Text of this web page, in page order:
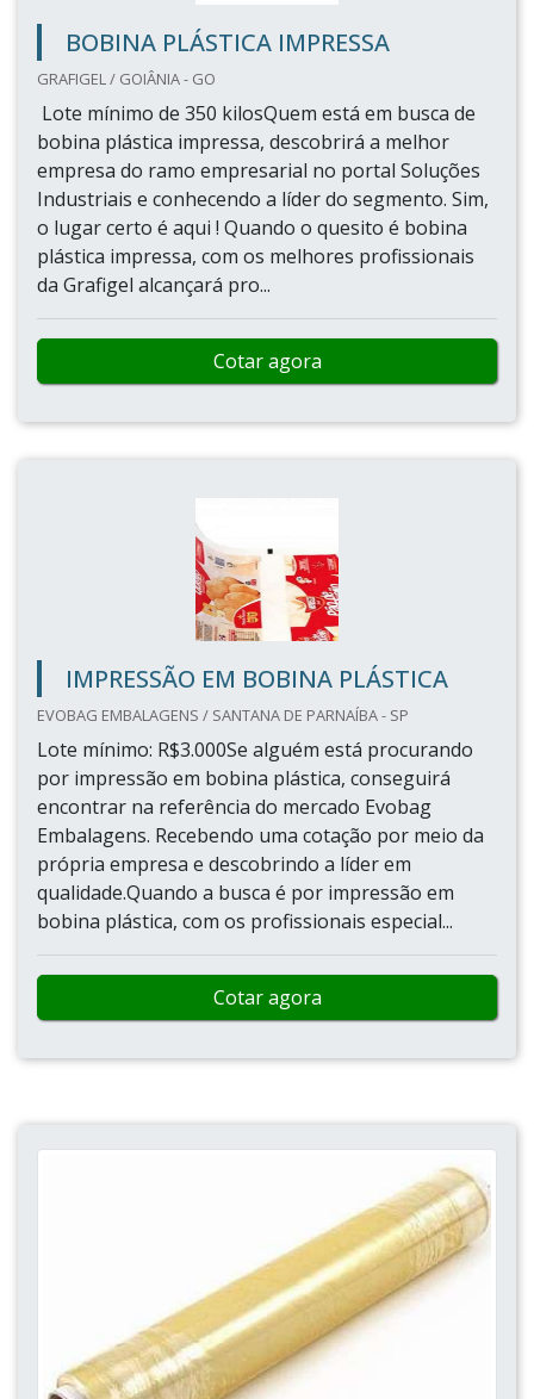
BOBINA PLÁSTICA IMPRESSA
GRAFIGEL / GOIÂNIA - GO
Lote mínimo de 350 kilosQuem está em busca de
bobina plástica impressa, descobrirá a melhor
empresa do ramo empresarial no portal Soluções
Industriais e conhecendo a líder do segmento. Sim,
o lugar certo é aqui ! Quando o quesito é bobina
plástica impressa, com os melhores profissionais
da Grafigel alcançará pro...
Cotar agora
IMPRESSÃO EM BOBINA PLÁSTICA
EVOBAG EMBALAGENS / SANTANA DE PARNAÍBA - SP
Lote mínimo: R$3.000Se alguém está procurando
por impressão em bobina plástica, conseguirá
encontrar na referência do mercado Evobag
Embalagens. Recebendo uma cotação por meio da
própria empresa e descobrindo a líder em
qualidade.Quando a busca é por impressão em
bobina plástica, com os profissionais especial...
Cotar agora